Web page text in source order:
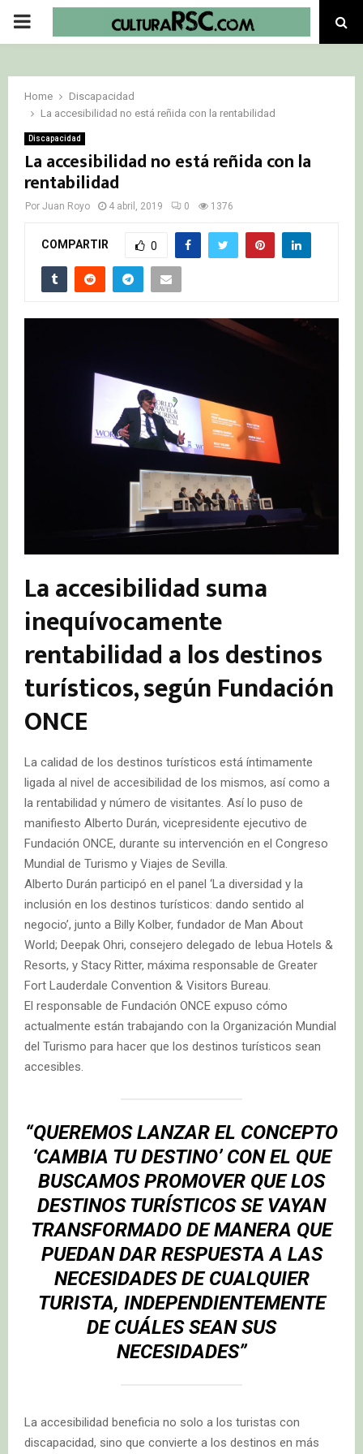
PRIMARY
Home
Discapacidad
La accesibilidad no está reñida con la rentabilidad
Discapacidad
La accesibilidad no está reñida con la
rentabilidad
Por Juan Royo 4 abril, 2019 0 1376
COMPARTIR 0
La accesibilidad suma
inequívocamente
rentabilidad a los destinos
turísticos, según Fundación
ONCE
La calidad de los destinos turísticos está íntimamente
ligada al nivel de accesibilidad de los mismos, así como a
la rentabilidad y número de visitantes. Así lo puso de
manifiesto Alberto Durán, vicepresidente ejecutivo de
Fundación ONCE, durante su intervención en el Congreso
Mundial de Turismo y Viajes de Sevilla.
Alberto Durán participó en el panel ‘La diversidad y la
inclusión en los destinos turísticos: dando sentido al
negocio’, junto a Billy Kolber, fundador de Man About
World; Deepak Ohri, consejero delegado de Iebua Hotels &
Resorts, y Stacy Ritter, máxima responsable de Greater
Fort Lauderdale Convention & Visitors Bureau.
El responsable de Fundación ONCE expuso cómo
actualmente están trabajando con la Organización Mundial
del Turismo para hacer que los destinos turísticos sean
accesibles.
“QUEREMOS LANZAR EL CONCEPTO
‘CAMBIA TU DESTINO’ CON EL QUE
BUSCAMOS PROMOVER QUE LOS
DESTINOS TURÍSTICOS SE VAYAN
TRANSFORMADO DE MANERA QUE
PUEDAN DAR RESPUESTA A LAS
NECESIDADES DE CUALQUIER
TURISTA, INDEPENDIENTEMENTE
DE CUÁLES SEAN SUS
NECESIDADES”
La accesibilidad beneficia no solo a los turistas con
discapacidad, sino que convierte a los destinos en más